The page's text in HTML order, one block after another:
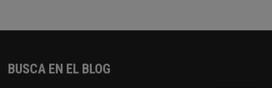
BUSCA EN EL BLOG